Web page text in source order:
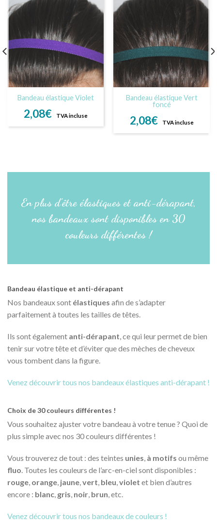
Bandeau élastique Violet
2,08€ TVA incluse
Bandeau élastique Vert
foncé
2,08€ TVA incluse
En plus d’être élastiques et anti-dérapant,
nos bandeaux sont disponibles en 30
couleurs différentes !
Bandeau élastique et anti-dérapant
Nos bandeaux sont élastiques afin de s’adapter
parfaitement à toutes les tailles de têtes.
Ils sont également anti-dérapant , ce qui leur permet de bien
tenir sur votre tête et d’éviter que des mèches de cheveux
vous tombent dans la figure.
Venez découvrir tous nos bandeaux élastiques anti-dérapant !
Choix de 30 couleurs différentes !
Vous souhaitez ajuster votre bandeau à votre tenue ? Quoi de
plus simple avec nos 30 couleurs différentes !
Vous trouverez de tout : des teintes unies à motifs ou même
fluo . Toutes les couleurs de l’arc-en-ciel sont disponibles :
rouge orange jaune vert bleu violet et bien d’autres
encore : blanc gris noir brun , etc.
Venez découvrir tous nos bandeaux de couleurs !